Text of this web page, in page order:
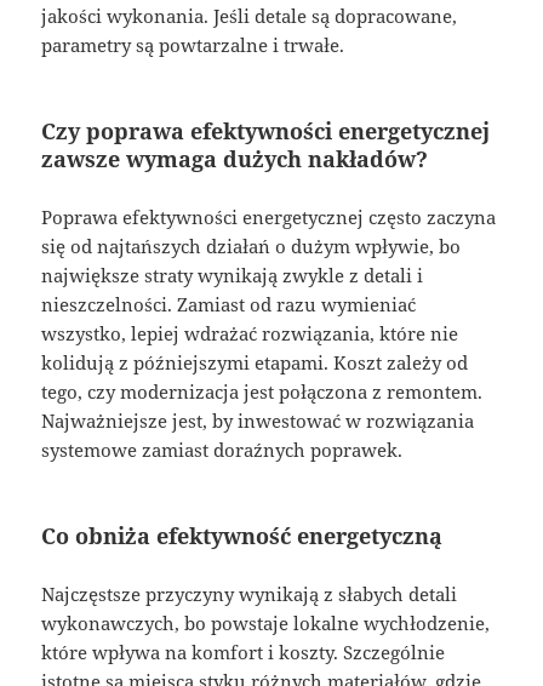
jakości wykonania. Jeśli detale są dopracowane,
parametry są powtarzalne i trwałe.
Czy poprawa efektywności energetycznej
zawsze wymaga dużych nakładów?
Poprawa efektywności energetycznej często zaczyna
się od najtańszych działań o dużym wpływie, bo
największe straty wynikają zwykle z detali i
nieszczelności. Zamiast od razu wymieniać
wszystko, lepiej wdrażać rozwiązania, które nie
kolidują z późniejszymi etapami. Koszt zależy od
tego, czy modernizacja jest połączona z remontem.
Najważniejsze jest, by inwestować w rozwiązania
systemowe zamiast doraźnych poprawek.
Co obniża efektywność energetyczną
Najczęstsze przyczyny wynikają z słabych detali
wykonawczych, bo powstaje lokalne wychłodzenie,
które wpływa na komfort i koszty. Szczególnie
istotne są miejsca styku różnych materiałów, gdzie